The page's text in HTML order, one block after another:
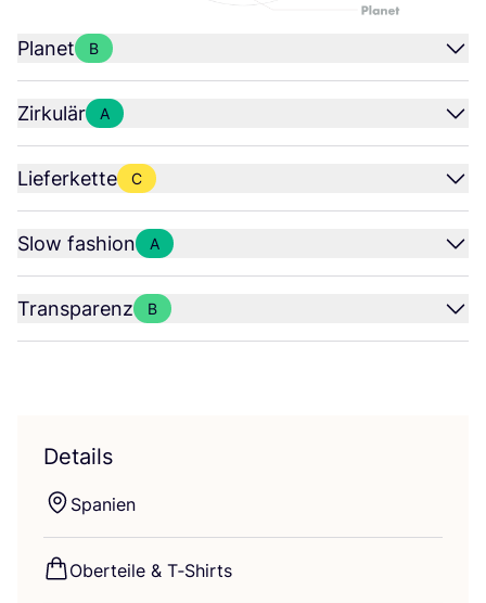
Planet B
Zirkulär A
Lieferkette C
Slow fashion A
Transparenz B
Details
Spa­ni­en
Ober­tei­le & T‑Shirts